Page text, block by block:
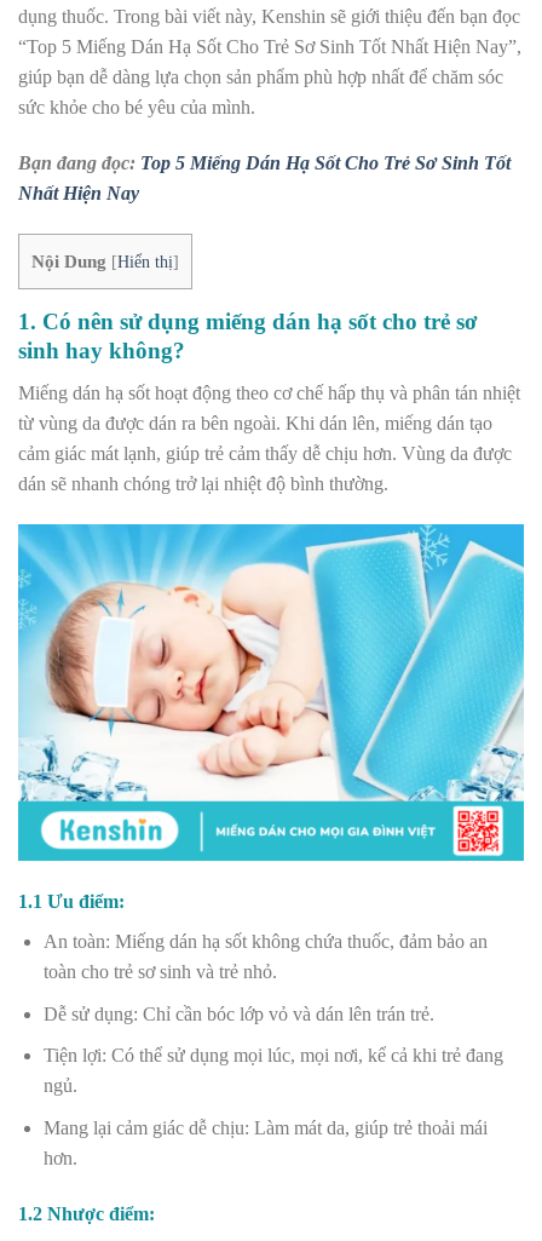
dụng thuốc. Trong bài viết này, Kenshin sẽ giới thiệu đến bạn đọc
“Top 5 Miếng Dán Hạ Sốt Cho Trẻ Sơ Sinh Tốt Nhất Hiện Nay”,
giúp bạn dễ dàng lựa chọn sản phẩm phù hợp nhất để chăm sóc
sức khỏe cho bé yêu của mình.
Bạn đang đọc: Top 5 Miếng Dán Hạ Sốt Cho Trẻ Sơ Sinh Tốt
Nhất Hiện Nay
Nội Dung [Hiển thị]
1. Có nên sử dụng miếng dán hạ sốt cho trẻ sơ
sinh hay không?
Miếng dán hạ sốt hoạt động theo cơ chế hấp thụ và phân tán nhiệt
từ vùng da được dán ra bên ngoài. Khi dán lên, miếng dán tạo
cảm giác mát lạnh, giúp trẻ cảm thấy dễ chịu hơn. Vùng da được
dán sẽ nhanh chóng trở lại nhiệt độ bình thường.
1.1 Ưu điểm:
An toàn: Miếng dán hạ sốt không chứa thuốc, đảm bảo an
toàn cho trẻ sơ sinh và trẻ nhỏ.
Dễ sử dụng: Chỉ cần bóc lớp vỏ và dán lên trán trẻ.
Tiện lợi: Có thể sử dụng mọi lúc, mọi nơi, kể cả khi trẻ đang
ngủ.
Mang lại cảm giác dễ chịu: Làm mát da, giúp trẻ thoải mái
hơn.
1.2 Nhược điểm: